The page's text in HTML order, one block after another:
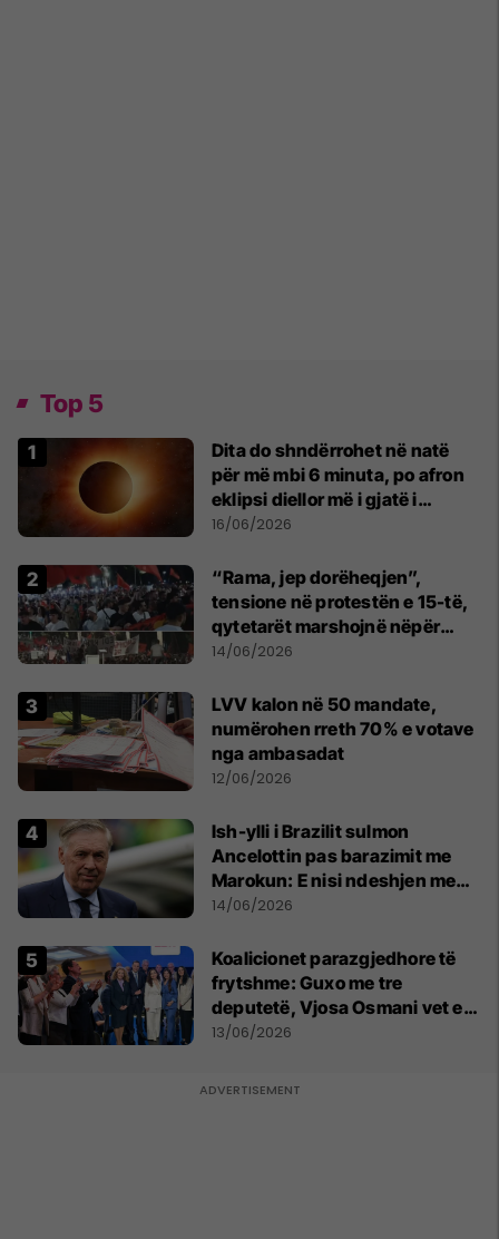
Top 5
Dita do shndërrohet në natë
për më mbi 6 minuta, po afron
eklipsi diellor më i gjatë i
shekullit të 21-të
16/06/2026
“Rama, jep dorëheqjen”,
tensione në protestën e 15-të,
qytetarët marshojnë nëpër
kryeqytet
14/06/2026
LVV kalon në 50 mandate,
numërohen rreth 70% e votave
nga ambasadat
12/06/2026
Ish-ylli i Brazilit sulmon
Ancelottin pas barazimit me
Marokun: E nisi ndeshjen me
formacionin e gabuar
14/06/2026
Koalicionet parazgjedhore të
frytshme: Guxo me tre
deputetë, Vjosa Osmani vet e
treta në Kuvend
13/06/2026